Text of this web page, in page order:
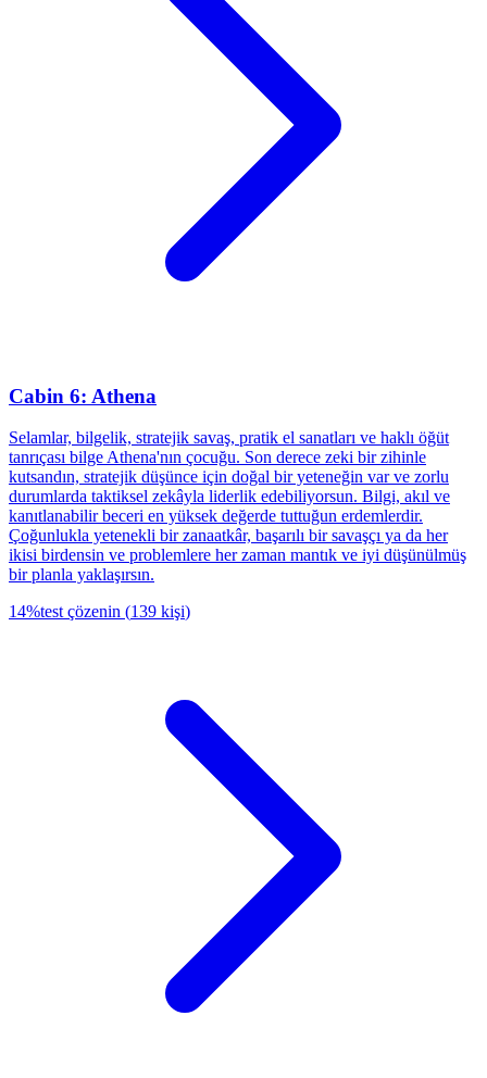
Cabin 6: Athena
Selamlar, bilgelik, stratejik savaş, pratik el sanatları ve haklı öğüt
tanrıçası bilge Athena'nın çocuğu. Son derece zeki bir zihinle
kutsandın, stratejik düşünce için doğal bir yeteneğin var ve zorlu
durumlarda taktiksel zekâyla liderlik edebiliyorsun. Bilgi, akıl ve
kanıtlanabilir beceri en yüksek değerde tuttuğun erdemlerdir.
Çoğunlukla yetenekli bir zanaatkâr, başarılı bir savaşçı ya da her
ikisi birdensin ve problemlere her zaman mantık ve iyi düşünülmüş
bir planla yaklaşırsın.
14%test çözenin (139 kişi)